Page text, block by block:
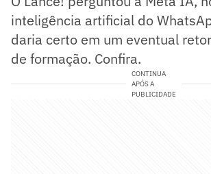
inteligência artificial do
daria certo em um eventual
de formação. Confira.
CONTINUA
APÓS A
PUBLICIDADE